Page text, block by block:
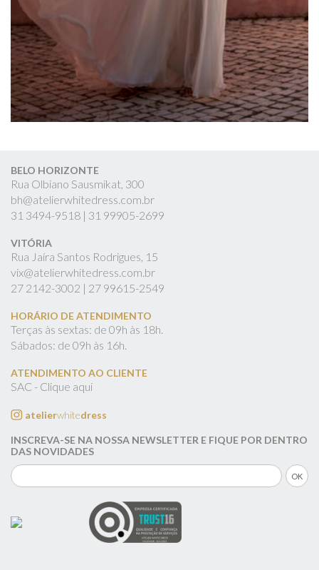
BELO HORIZONTE
Rua Olbiano Sausmikat, 300
bh@atelierwhitedress.com.br
31 3494-9518 | 31 99905-2699
VITÓRIA
Rua Jaíra Santos Rodrigues, 15
vix@atelierwhitedress.com.br
27 2142-3002 | 27 99615-2549
HORÁRIO DE ATENDIMENTO
Terças às sextas: de 09h às 18h.
Sábados: de 09h às 16h.
ATENDIMENTO AO CLIENTE
SAC - Clique aqui
atelierwhitedress
INSCREVA-SE NA NOSSA NEWSLETTER E FIQUE POR DENTRO
DAS NOVIDADES